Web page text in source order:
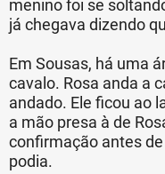
menino foi se
já chegava dizendo
Em Sousas, há uma
cavalo. Rosa anda a
andado. Ele ficou ao
a mão presa à de
confirmação antes
podia.